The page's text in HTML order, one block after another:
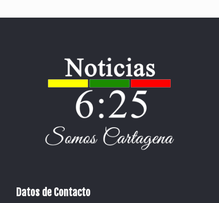
Datos de Contacto